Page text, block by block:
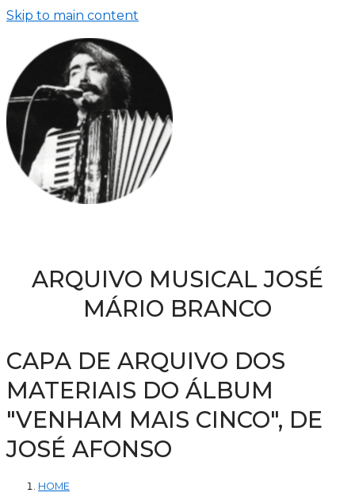
Skip to main content
ARQUIVO MUSICAL JOSÉ
MÁRIO BRANCO
CAPA DE ARQUIVO DOS
MATERIAIS DO ÁLBUM
"VENHAM MAIS CINCO", DE
JOSÉ AFONSO
HOME